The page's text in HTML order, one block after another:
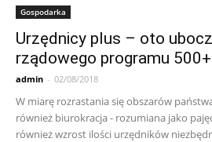
Gospodarka
Urzędnicy plus – oto
rządowego programu 500+
admin - 02/08/2018
W miarę rozrastania się obszarów
również biurokracja - rozumiana jako
również wzrost ilości urzędników